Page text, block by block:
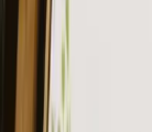
Finn ditt
Wales
Utforsk ulike typer